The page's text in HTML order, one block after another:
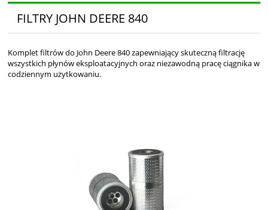
FILTRY JOHN DEERE 840
Komplet filtrów do John Deere 840 zapewniający skuteczną filtrację
wszystkich płynów eksploatacyjnych oraz niezawodną pracę ciągnika w
codziennym użytkowaniu.